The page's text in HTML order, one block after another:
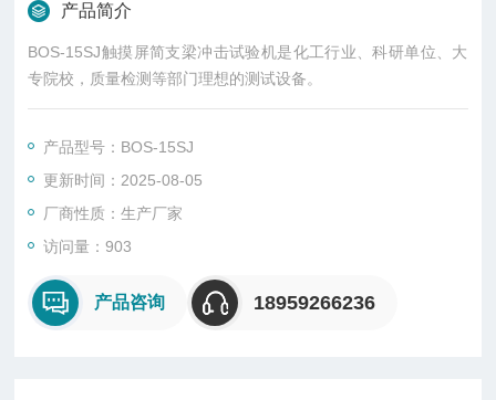
产品简介
BOS-15SJ触摸屏简支梁冲击试验机是化工行业、科研单位、大
专院校，质量检测等部门理想的测试设备。
产品型号：BOS-15SJ
更新时间：2025-08-05
厂商性质：生产厂家
访问量：903
产品咨询 18959266236